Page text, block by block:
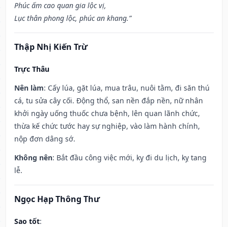
Phúc ấm cao quan gia lộc vị,
Lục thân phong lộc, phúc an khang.”
Thập Nhị Kiến Trừ
Trực Thâu
Nên làm: Cấy lúa, gặt lúa, mua trâu, nuôi tằm, đi săn thú
cá, tu sửa cây cối. Động thổ, san nền đắp nền, nữ nhân
khởi ngày uống thuốc chưa bệnh, lên quan lãnh chức,
thừa kế chức tước hay sự nghiệp, vào làm hành chính,
nộp đơn dâng sớ.
Không nên: Bắt đầu công việc mới, kỵ đi du lịch, kỵ tang
lễ.
Ngọc Hạp Thông Thư
Sao tốt: